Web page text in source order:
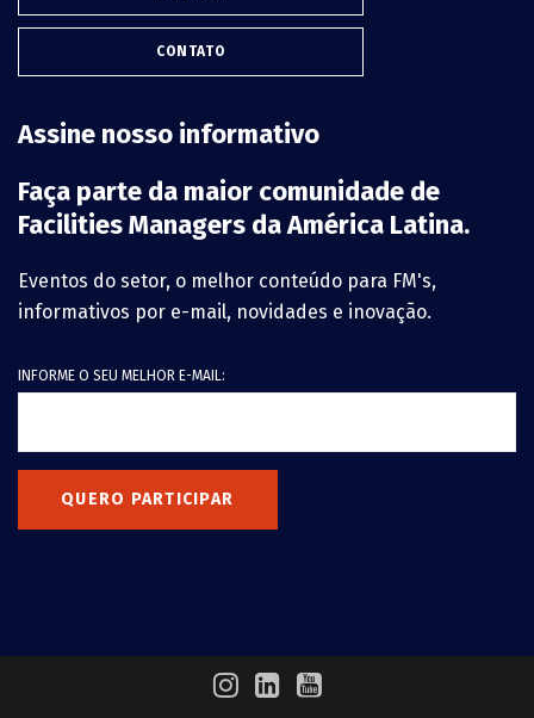
CONTATO
Assine nosso informativo
Faça parte da maior comunidade de
Facilities Managers da América Latina.
Eventos do setor, o melhor conteúdo para FM's,
informativos por e-mail, novidades e inovação.
INFORME O SEU MELHOR E-MAIL:
QUERO PARTICIPAR